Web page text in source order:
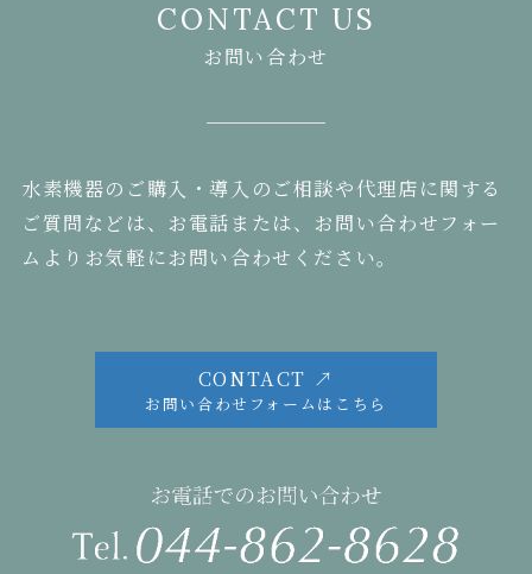
CONTACT US
お問い合わせ
水素機器のご購入・導入のご相談や代理店に関する
ご質問などは、お電話または、お問い合わせフォー
ムよりお気軽にお問い合わせください。
CONTACT ↗
お問い合わせフォームはこちら